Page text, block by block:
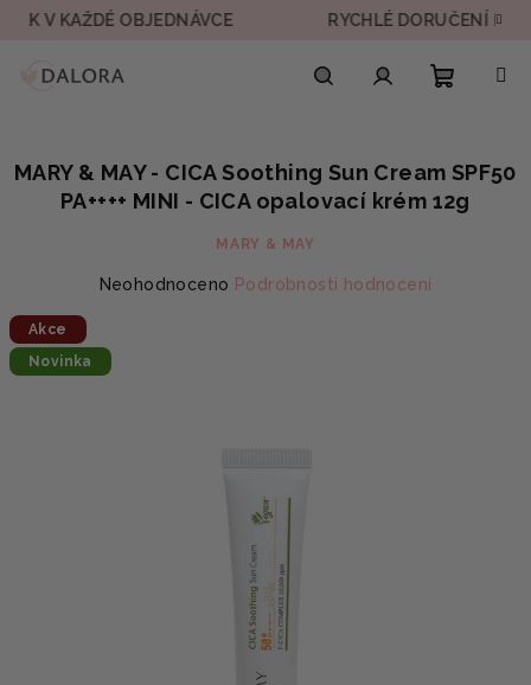
Přejít
KAŽDÉ OBJEDNÁVCE RYCHLÉ DORUČENÍ DO 24H
košík
MARY & MAY - CICA Soothing Sun Cream SPF50
PA++++ MINI - CICA opalovací krém 12g
MARY & MAY
Průměrné
je
0,0
Neohodnoceno Podrobnosti hodnocení
Akce
Novinka